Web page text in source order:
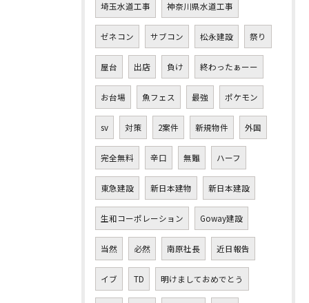
埼玉水道工事 神奈川県水道工事
ゼネコン サブコン 松永建設 祭り
屋台 出店 負け 終わったぁーー
お台場 魚フェス 最強 ポケモン
sv 対策 2案件 新規物件 外国
完全無料 辛口 無難 ハーフ
東急建設 新日本建物 新日本建設
生和コーポレーション Goway建設
当然 必然 南原社長 近日報告
イブ TD 明けましておめでとう